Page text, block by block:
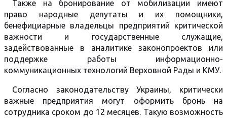
Также на бронирование от мобилизации имеют
право народные депутаты и их помощники,
бенефициарные владельцы предприятий критической
важности и государственные служащие,
задействованные в аналитике законопроектов или
поддержке работы информационно-
коммуникационных технологий Верховной Рады и КМУ.
Согласно законодательству Украины, критически
важные предприятия могут оформить бронь на
сотрудника сроком до 12 месяцев. Такую возможность